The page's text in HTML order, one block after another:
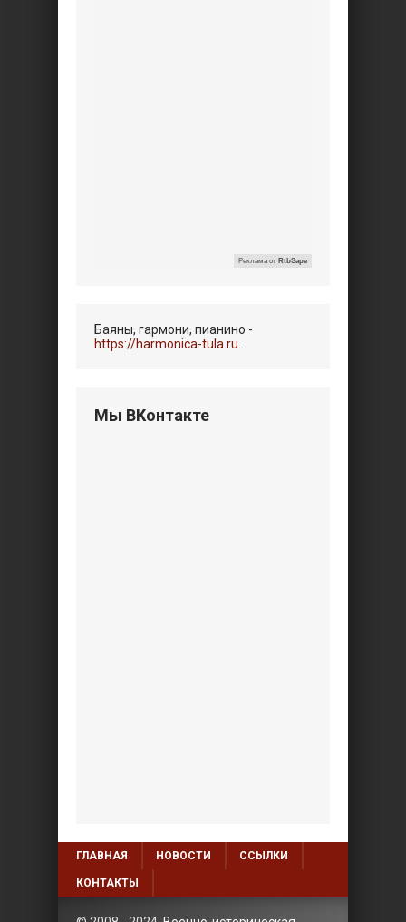
Реклама от RtbSape
Баяны, гармони, пианино -
https://harmonica-tula.ru
Мы ВКонтакте
ГЛАВНАЯ НОВОСТИ ССЫЛКИ
КОНТАКТЫ